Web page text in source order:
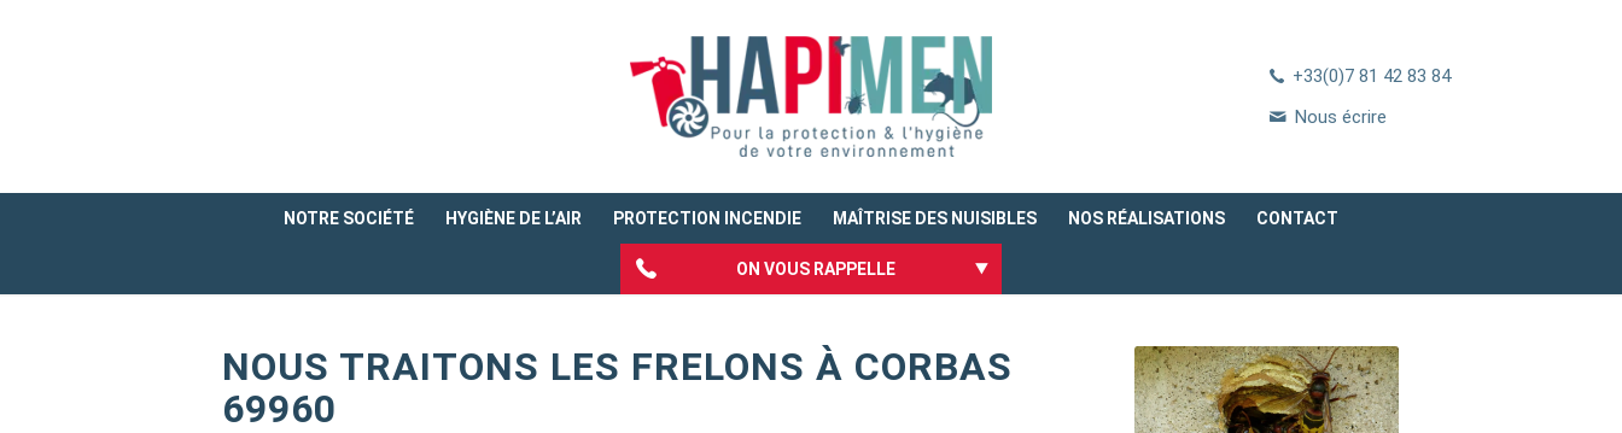
+33(0)7 81 42 83 84
Nous écrire
NOTRE SOCIÉTÉ HYGIÈNE DE L’AIR PROTECTION INCENDIE MAÎTRISE DES NUISIBLES NOS RÉALISATIONS CONTACT
ON VOUS RAPPELLE
NOUS TRAITONS LES FRELONS À CORBAS
69960